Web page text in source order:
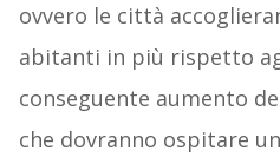
ovvero le città
abitanti in più rispetto
conseguente aumento
che dovranno ospitare